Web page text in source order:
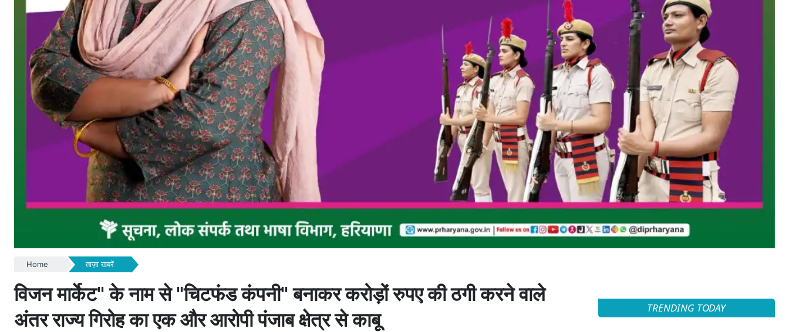
Home ताज़ा खबरें
विजन मार्केट" के नाम से "चिटफंड कंपनी" बनाकर करोड़ों रुपए की ठगी करने वाले
अंतर राज्य गिरोह का एक और आरोपी पंजाब क्षेत्र से काबू
TRENDING TODAY